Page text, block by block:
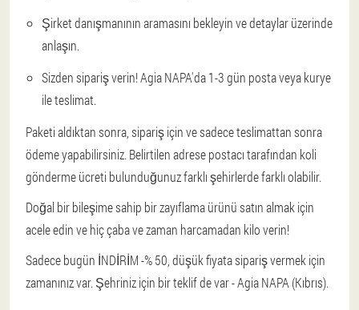
Şirket danışmanının aramasını bekleyin ve detaylar üzerinde
anlaşın.
Sizden sipariş verin! Agia NAPA'da 1-3 gün posta veya kurye
ile teslimat.
Paketi aldıktan sonra, sipariş için ve sadece teslimattan sonra
ödeme yapabilirsiniz. Belirtilen adrese postacı tarafından koli
gönderme ücreti bulunduğunuz farklı şehirlerde farklı olabilir.
Doğal bir bileşime sahip bir zayıflama ürünü satın almak için
acele edin ve hiç çaba ve zaman harcamadan kilo verin!
Sadece bugün İNDİRİM -% 50, düşük fiyata sipariş vermek için
zamanınız var. Şehriniz için bir teklif de var - Agia NAPA (Kıbrıs).